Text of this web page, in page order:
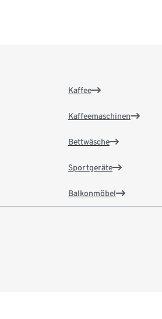
Kaffee
Kaffeemaschinen
Bettwäsche
Sportgeräte
Balkonmöbel